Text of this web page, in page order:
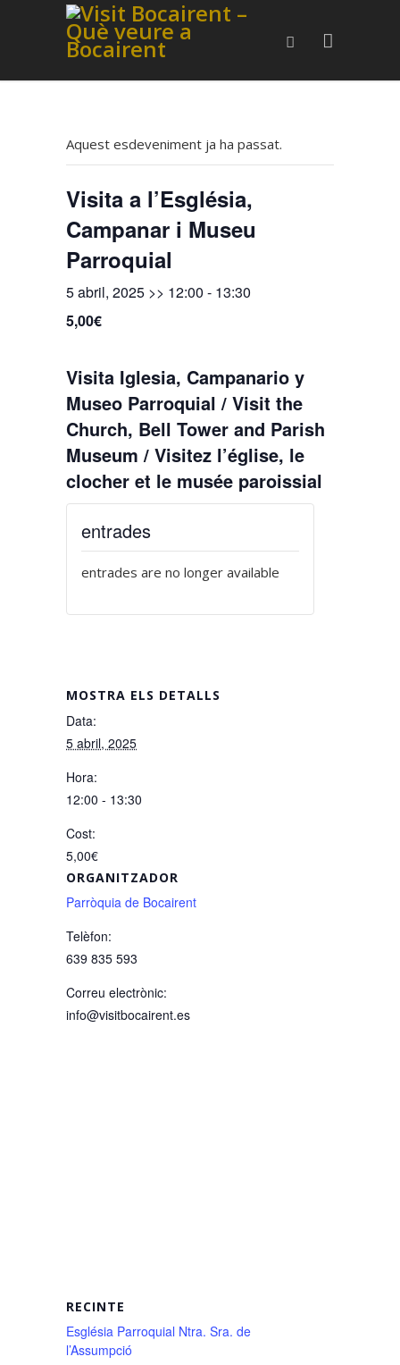
Aquest esdeveniment ja ha passat.
Visita a l’Església,
Campanar i Museu
Parroquial
5 abril, 2025 >> 12:00 - 13:30
5,00€
Visita Iglesia, Campanario y
Museo Parroquial / Visit the
Church, Bell Tower and Parish
Museum / Visitez l’église, le
clocher et le musée paroissial
MOSTRA ELS DETALLS
Data:
5 abril, 2025
Hora:
12:00 - 13:30
Cost:
5,00€
ORGANITZADOR
Parròquia de Bocairent
Telèfon:
639 835 593
Correu electrònic:
info@visitbocairent.es
RECINTE
Església Parroquial Ntra. Sra. de
l’Assumpció
entrades
entrades are no longer available